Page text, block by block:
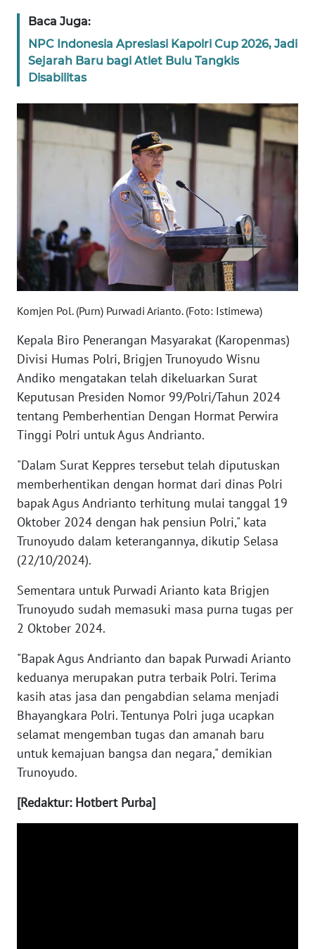
Baca Juga:
NPC Indonesia Apresiasi Kapolri Cup 2026, Jadi
Sejarah Baru bagi Atlet Bulu Tangkis
Disabilitas
Komjen Pol. (Purn) Purwadi Arianto. (Foto: Istimewa)
Kepala Biro Penerangan Masyarakat (Karopenmas)
Divisi Humas Polri, Brigjen Trunoyudo Wisnu
Andiko mengatakan telah dikeluarkan Surat
Keputusan Presiden Nomor 99/Polri/Tahun 2024
tentang Pemberhentian Dengan Hormat Perwira
Tinggi Polri untuk Agus Andrianto.
"Dalam Surat Keppres tersebut telah diputuskan
memberhentikan dengan hormat dari dinas Polri
bapak Agus Andrianto terhitung mulai tanggal 19
Oktober 2024 dengan hak pensiun Polri," kata
Trunoyudo dalam keterangannya, dikutip Selasa
(22/10/2024).
Sementara untuk Purwadi Arianto kata Brigjen
Trunoyudo sudah memasuki masa purna tugas per
2 Oktober 2024.
"Bapak Agus Andrianto dan bapak Purwadi Arianto
keduanya merupakan putra terbaik Polri. Terima
kasih atas jasa dan pengabdian selama menjadi
Bhayangkara Polri. Tentunya Polri juga ucapkan
selamat mengemban tugas dan amanah baru
untuk kemajuan bangsa dan negara," demikian
Trunoyudo.
[Redaktur: Hotbert Purba]
WN
BANTEN
WN
KEPRI
WN
PAPUA
BARAT
RIAU
WN
WN
JAMBI
WN
SULTRA
WN
NTB
WN
WN
SULBAR
WN
BABEL
WN
SUMBAR
WN
WN